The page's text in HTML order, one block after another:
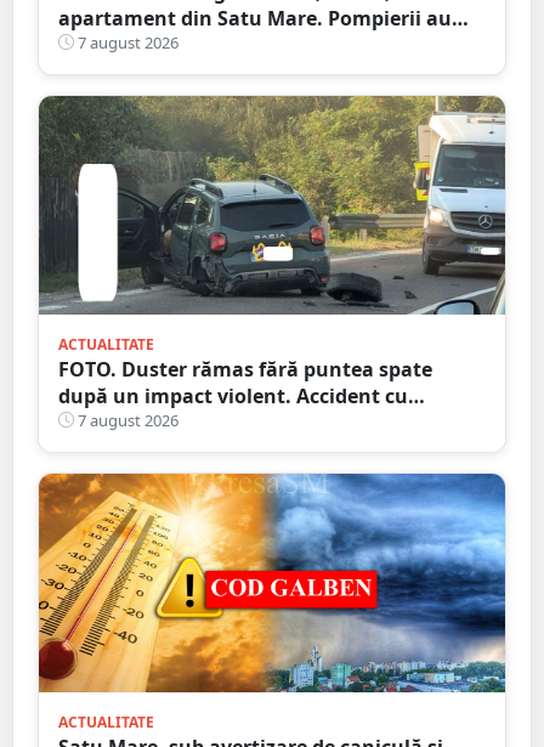
apartament din Satu Mare. Pompierii au
spart ușa
7 august 2026
ACTUALITATE
FOTO. Duster rămas fără puntea spate
după un impact violent. Accident cu
implicarea unei mașini din Satu Mare
7 august 2026
ACTUALITATE